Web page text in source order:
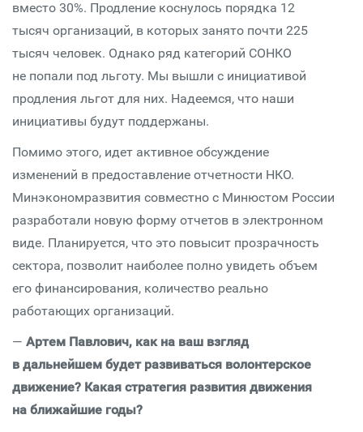
вместо 30%. Продление коснулось порядка 12
тысяч организаций, в которых занято почти 225
тысяч человек. Однако ряд категорий СОНКО
не попали под льготу. Мы вышли с инициативой
продления льгот для них. Надеемся, что наши
инициативы будут поддержаны.
Помимо этого, идет активное обсуждение
изменений в предоставление отчетности НКО.
Минэкономразвития совместно с Минюстом России
разработали новую форму отчетов в электронном
виде. Планируется, что это повысит прозрачность
сектора, позволит наиболее полно увидеть объем
его финансирования, количество реально
работающих организаций.
— Артем Павлович, как на ваш взгляд
в дальнейшем будет развиваться волонтерское
движение? Какая стратегия развития движения
на ближайшие годы?